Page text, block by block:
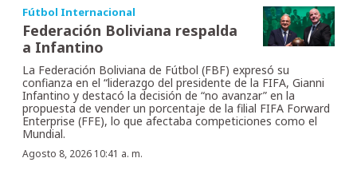
Fútbol Internacional
Federación Boliviana respalda
a Infantino
La Federación Boliviana de Fútbol (FBF) expresó su
confianza en el “liderazgo del presidente de la FIFA, Gianni
Infantino y destacó la decisión de “no avanzar” en la
propuesta de vender un porcentaje de la filial FIFA Forward
Enterprise (FFE), lo que afectaba competiciones como el
Mundial.
Agosto 8, 2026 10:41 a. m.